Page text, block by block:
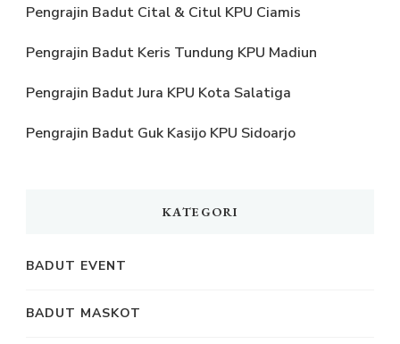
Pengrajin Badut Cital & Citul KPU Ciamis
Pengrajin Badut Keris Tundung KPU Madiun
Pengrajin Badut Jura KPU Kota Salatiga
Pengrajin Badut Guk Kasijo KPU Sidoarjo
KATEGORI
BADUT EVENT
BADUT MASKOT